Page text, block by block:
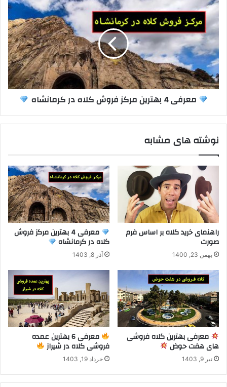
معرفی 4 بهترین مرکز فروش کلاه در کرمانشاه
نوشته های مشابه
راهنمای خرید کلاه بر اساس فرم
صورت
بهمن 23, 1400
معرفی 4 بهترین مرکز فروش
کلاه در کرمانشاه
آذر 8, 1403
معرفی بهترین کلاه فروشی
های هفت حوض
تیر 9, 1403
معرفی 6 بهترین عمده
فروشی کلاه در شیراز
خرداد 19, 1403